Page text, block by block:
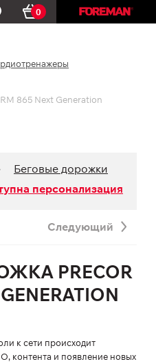
0
865 Next Generation
Беговые дорожки
персонализация
Следующий
PRECOR
к сети происходит
контента и появление новых